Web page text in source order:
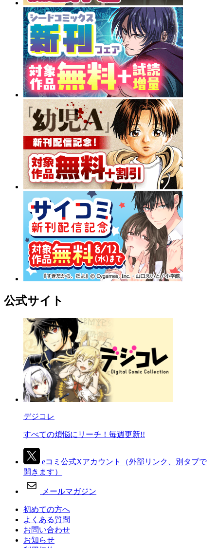
公式サイト
デジコレ
すべての煩悩にリーチ！毎週更新!!
eコミ公式Xアカウント
（外部リンク、別タブで
開きます）
メールマガジン
初めての方へ
よくある質問
お問い合わせ
お知らせ